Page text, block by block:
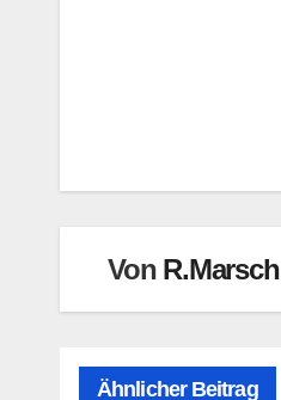
Von R.Marsch
Ähnlicher Beitrag